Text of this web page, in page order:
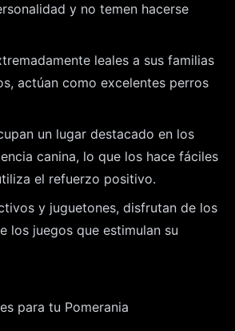
y no temen hacerse
leales a sus familias
actúan como excelentes perros
un lugar destacado en los
canina, lo que los hace fáciles
el refuerzo positivo.
y juguetones, disfrutan de los
los juegos que estimulan su
para tu Pomerania